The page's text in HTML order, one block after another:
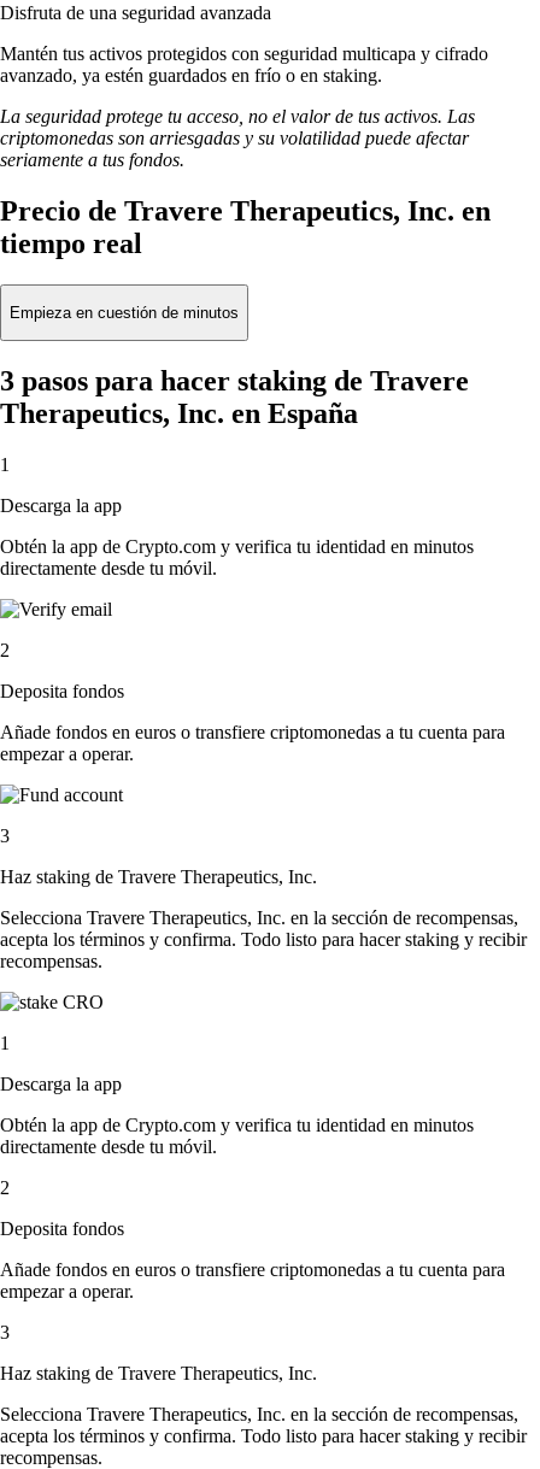
Disfruta de una seguridad avanzada
Mantén tus activos protegidos con seguridad multicapa y cifrado
avanzado, ya estén guardados en frío o en staking.
La seguridad protege tu acceso, no el valor de tus activos. Las
criptomonedas son arriesgadas y su volatilidad puede afectar
seriamente a tus fondos.
Precio de Travere Therapeutics, Inc. en
tiempo real
Empieza en cuestión de minutos
3 pasos para hacer staking de Travere
Therapeutics, Inc. en España
1
Descarga la app
Obtén la app de Crypto.com y verifica tu identidad en minutos
directamente desde tu móvil.
2
Deposita fondos
Añade fondos en euros o transfiere criptomonedas a tu cuenta para
empezar a operar.
3
Haz staking de Travere Therapeutics, Inc.
Selecciona Travere Therapeutics, Inc. en la sección de recompensas,
acepta los términos y confirma. Todo listo para hacer staking y recibir
recompensas.
1
Descarga la app
Obtén la app de Crypto.com y verifica tu identidad en minutos
directamente desde tu móvil.
2
Deposita fondos
Añade fondos en euros o transfiere criptomonedas a tu cuenta para
empezar a operar.
3
Haz staking de Travere Therapeutics, Inc.
Selecciona Travere Therapeutics, Inc. en la sección de recompensas,
acepta los términos y confirma. Todo listo para hacer staking y recibir
recompensas.